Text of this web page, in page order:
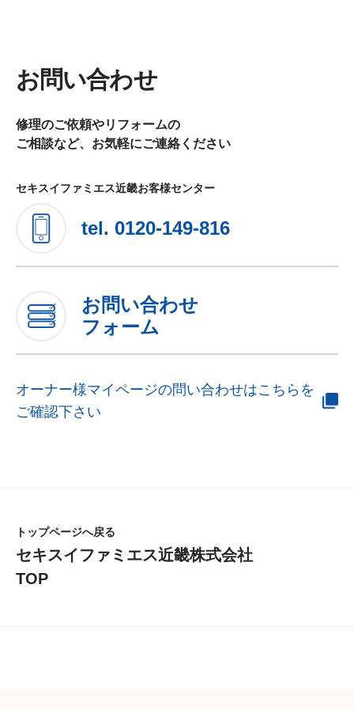
お問い合わせ
修理のご依頼やリフォームの
ご相談など、お気軽にご連絡ください
セキスイファミエス近畿お客様センター
tel. 0120-149-816
お問い合わせ
フォーム
オーナー様マイページの問い合わせはこちらを
ご確認下さい
トップページへ戻る
セキスイファミエス近畿株式会社
TOP